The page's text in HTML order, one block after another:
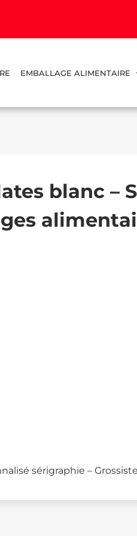
EMBALLAGE ALIMENTAIRE
blanc –
sérigraphie –